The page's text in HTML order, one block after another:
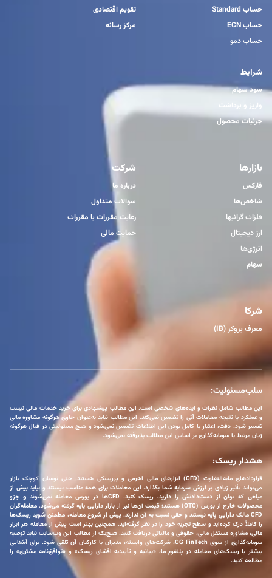
حساب Standard
حساب ECN
حساب دمو
شرایط
سود سهام
واریز و برداشت
جزئیات محصول
تقویم اقتصادی
مرکز رسانه
بازارها
فارکس
شاخص‌ها
فلزات گرانبها
ارز دیجیتال
انرژی‌ها
سهام
شرکت
درباره ما
سوالات متداول
رعایت مقررات با مقررات
حمایت مالی
شرکا
معرف بروکر (IB)
سلب‌مسئولیت:
این مطالب شامل نظرات و ایده‌های شخصی است. این مطالب پیشنهادی برای خرید خدمات مالی نیست
و عملکرد یا نتیجه معاملات آتی را تضمین نمی‌کند. این مطالب نباید به‌عنوان حاوی هرگونه مشاوره مالی
تفسیر شود. دقت، اعتبار یا کامل بودن این اطلاعات تضمین نمی‌شود و هیچ مسئولیتی در قبال هرگونه
زیان مرتبط با سرمایه‌گذاری بر اساس این مطالب پذیرفته نمی‌شود.
هشدار ریسک:
قراردادهای مابه‌التفاوت (CFD) ابزارهای مالی اهرمی و پرریسکی هستند. حتی نوسان کوچک بازار
می‌تواند تأثیر زیادی بر ارزش سرمایه شما بگذارد. این معاملات برای همه مناسب نیستند و نباید بیش از
مبلغی که توان از دست‌دادنش را دارید، ریسک کنید. CFDها در بورس معامله نمی‌شوند و جزو
محصولات خارج از بورس (OTC) هستند؛ قیمت آن‌ها نیز از بازار دارایی پایه گرفته می‌شود. معامله‌گران
CFD مالک دارایی پایه نیستند و حقی نسبت به آن ندارند. پیش از شروع معامله، مطمئن شوید ریسک‌ها
را کاملاً درک کرده‌اید و سطح تجربه خود را در نظر گرفته‌اید. همچنین بهتر است پیش از معامله هر ابزار
مالی، مشاوره مستقل مالی، حقوقی و مالیاتی دریافت کنید. هیچ‌یک از مطالب این وب‌سایت نباید توصیه
سرمایه‌گذاری از سوی CG FinTech، شرکت‌های وابسته، مدیران یا کارکنان آن تلقی شود. برای آشنایی
بیشتر با ریسک‌های معامله در پلتفرم ما، «بیانیه و تأییدیه افشای ریسک» و «توافق‌نامه مشتری» را
مطالعه کنید.